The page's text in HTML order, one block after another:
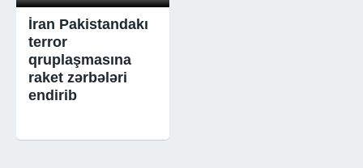
İran Pakistandakı
terror
qruplaşmasına
raket zərbələri
endirib